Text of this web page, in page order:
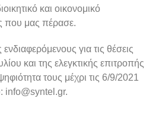
και οικονομικό
που μας πέρασε.
για τις θέσεις
και της ελεγκτικής επιτροπής
τους μέχρι τις 6/9/2021
info@syntel.gr.